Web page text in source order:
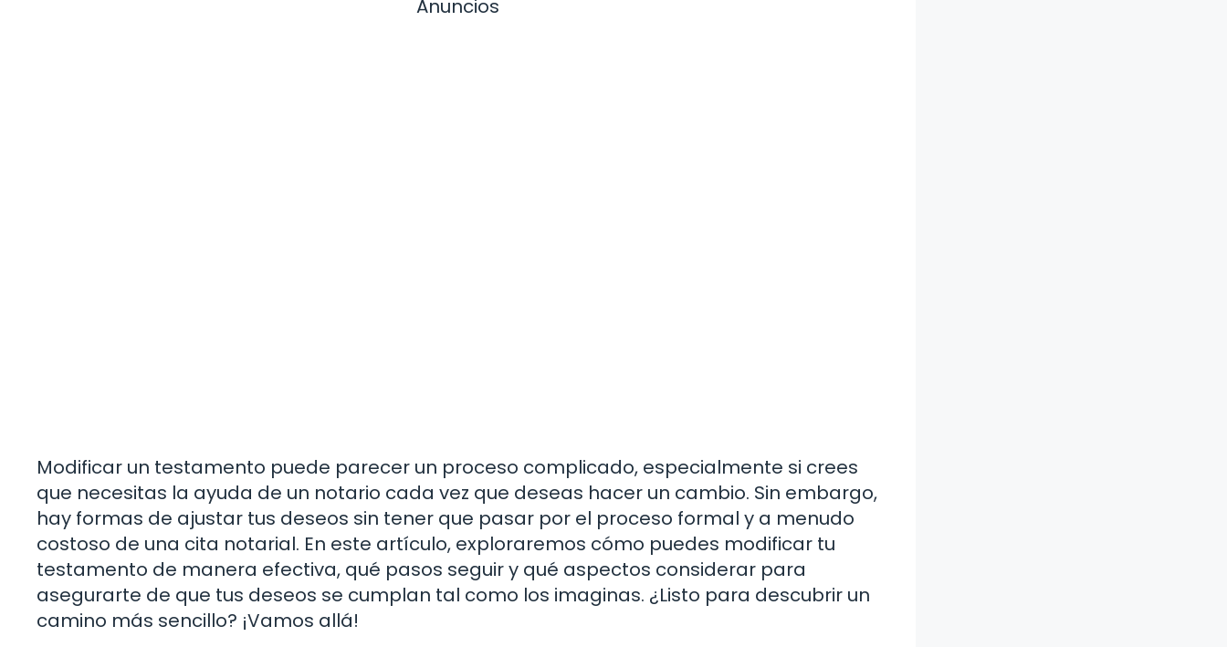
Anuncios
Modificar un testamento puede parecer un proceso complicado, especialmente si crees
que necesitas la ayuda de un notario cada vez que deseas hacer un cambio. Sin embargo,
hay formas de ajustar tus deseos sin tener que pasar por el proceso formal y a menudo
costoso de una cita notarial. En este artículo, exploraremos cómo puedes modificar tu
testamento de manera efectiva, qué pasos seguir y qué aspectos considerar para
asegurarte de que tus deseos se cumplan tal como los imaginas. ¿Listo para descubrir un
camino más sencillo? ¡Vamos allá!